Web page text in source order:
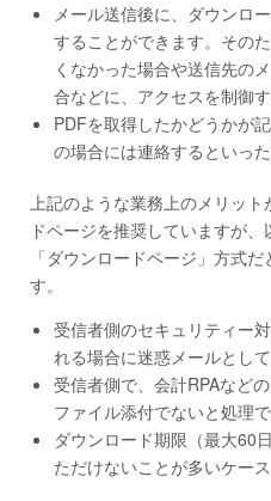
メール送信後に、ダウンロ
することができます。その
くなかった場合や送信先の
合などに、アクセスを制御
PDFを取得したかどうかが
の場合には連絡するといっ
上記のような業務上のメリッ
ドページを推奨していますが、
「ダウンロードページ」方式
す。
受信者側のセキュリティー
れる場合に迷惑メールとし
受信者側で、会計RPAなど
ファイル添付でないと処理
ダウンロード期限（最大60
ただけないことが多いケース